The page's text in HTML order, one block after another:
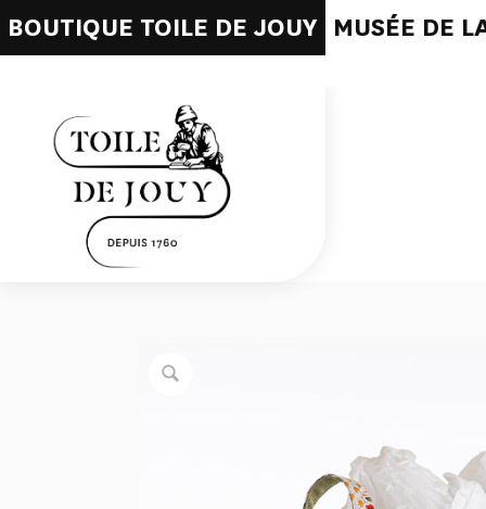
BOUTIQUE TOILE DE JOUY MUSÉE DE